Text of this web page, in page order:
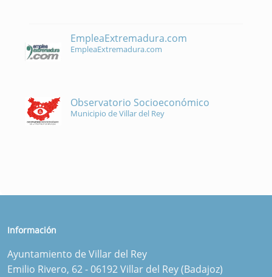
EmpleaExtremadura.com
EmpleaExtremadura.com
Observatorio Socioeconómico
Municipio de Villar del Rey
Información
Ayuntamiento de Villar del Rey
Emilio Rivero, 62 - 06192 Villar del Rey (Badajoz)